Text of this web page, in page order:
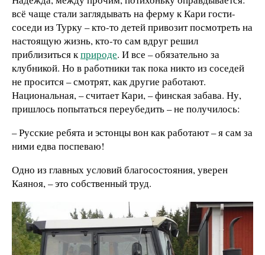
всё чаще стали заглядывать на ферму к Кари гости-
соседи из Турку – кто-то детей привозит посмотреть на
настоящую жизнь, кто-то сам вдруг решил
приблизиться кприроде. И все – обязательно за
клубникой. Но в работники так пока никто из соседей
не просится – смотрят, как другие работают.
Национальная, – считает Кари, – финская забава. Ну,
пришлось попытаться переубедить – не получилось:
– Русские ребята и эстонцы вон как работают – я сам за
ними едва поспеваю!
Одно из главных условий благосостояния, уверен
Каяноя, – это собственный труд.